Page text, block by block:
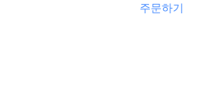
주문하기